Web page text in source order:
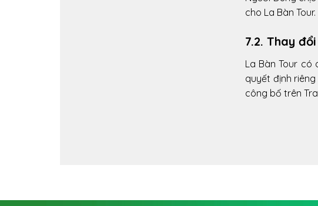
cho La Bàn Tour.
7.2. Thay
La Bàn Tour
quyết định
công bố trên